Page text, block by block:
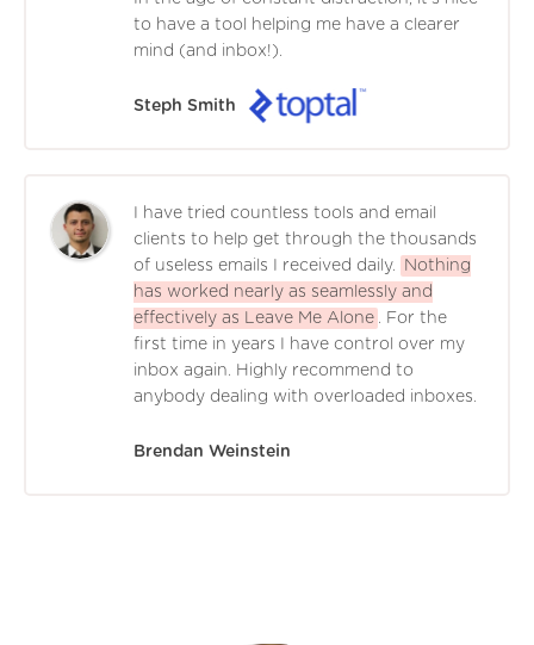
to have a tool helping me have a clearer
mind (and inbox!).
Steph Smith
I have tried countless tools and email
clients to help get through the thousands
of useless emails I received daily.
Nothing
has worked nearly as seamlessly and
effectively as Leave Me Alone . For the
first time in years I have control over my
inbox again. Highly recommend to
anybody dealing with overloaded inboxes.
Brendan Weinstein